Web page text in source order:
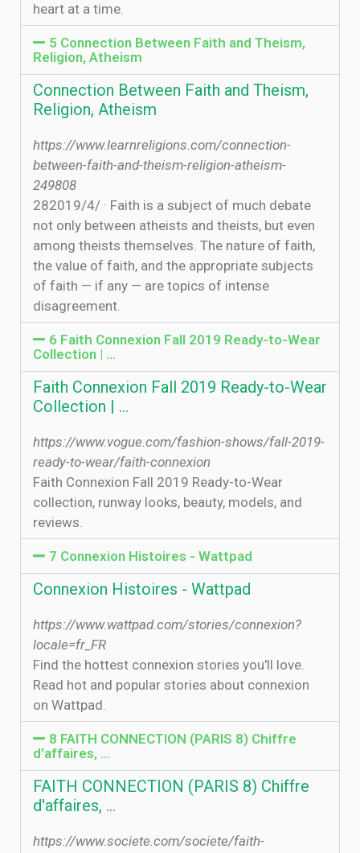
heart at a time.
5 Connection Between Faith and Theism,
Religion, Atheism
Connection Between Faith and Theism,
Religion, Atheism
https://www.learnreligions.com/connection-
between-faith-and-theism-religion-atheism-
249808
28‏‏/4‏‏/2019 · Faith is a subject of much debate
not only between atheists and theists, but even
among theists themselves. The nature of faith,
the value of faith, and the appropriate subjects
of faith — if any — are topics of intense
disagreement.
6 Faith Connexion Fall 2019 Ready-to-Wear
Collection | …
Faith Connexion Fall 2019 Ready-to-Wear
Collection | …
https://www.vogue.com/fashion-shows/fall-2019-
ready-to-wear/faith-connexion
Faith Connexion Fall 2019 Ready-to-Wear
collection, runway looks, beauty, models, and
reviews.
7 Connexion Histoires - Wattpad
Connexion Histoires - Wattpad
https://www.wattpad.com/stories/connexion?
locale=fr_FR
Find the hottest connexion stories you'll love.
Read hot and popular stories about connexion
on Wattpad.
8 FAITH CONNECTION (PARIS 8) Chiffre
d'affaires, …
FAITH CONNECTION (PARIS 8) Chiffre
d'affaires, …
https://www.societe.com/societe/faith-